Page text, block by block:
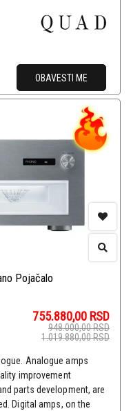
OBAVESTI ME
Pojačalo
755.880,00 RSD
948.000,00RSD
1.019.880,00RSD
Analogue amps
improvement
parts development, are
Digital amps, on the